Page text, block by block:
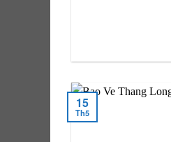
15
Th5